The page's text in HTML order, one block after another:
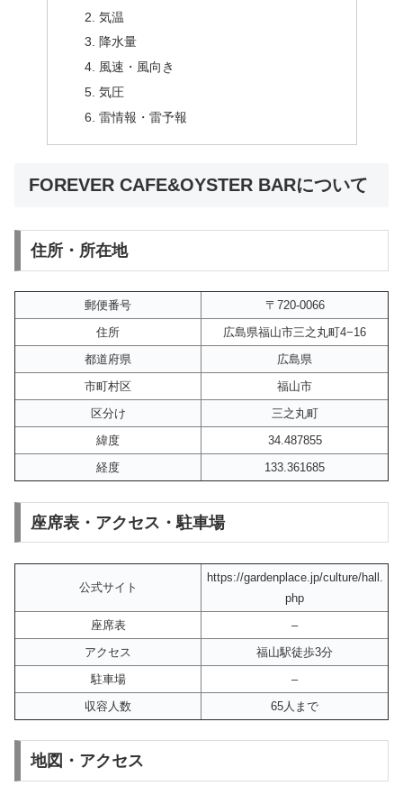
気温
降水量
風速・風向き
気圧
雷情報・雷予報
FOREVER CAFE&OYSTER BARについて
住所・所在地
郵便番号
〒720-0066
住所
広島県福山市三之丸町4−16
都道府県
広島県
市町村区
福山市
区分け
三之丸町
緯度
34.487855
経度
133.361685
座席表・アクセス・駐車場
公式サイト
https://gardenplace.jp/culture/hall.
php
座席表
–
アクセス
福山駅徒歩3分
駐車場
–
収容人数
65人まで
地図・アクセス